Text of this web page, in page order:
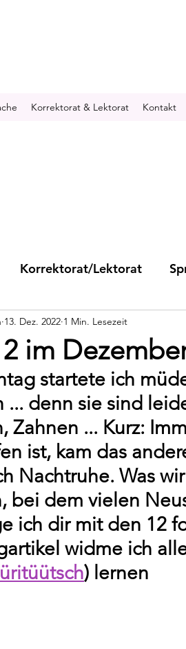
Korrektorat & Lektorat Kontakt
Korrektorat/Lektorat
Persönliches Rückblicke
im
13. Dez. 2022 1 Min. Lesezeit
startete ich
... denn sie sind
Zahnen ... Kurz:
ist, kam das
Nachtruhe. Was
bei dem vielen
ich dir mit den 12
widme ich
) lernen